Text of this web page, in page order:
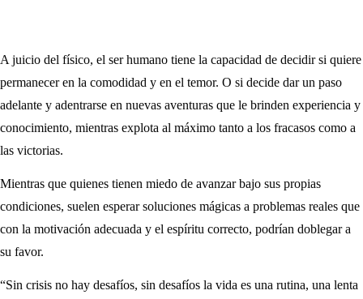
A juicio del físico, el ser humano tiene la capacidad de decidir si quiere
permanecer en la comodidad y en el temor. O si decide dar un paso
adelante y adentrarse en nuevas aventuras que le brinden experiencia y
conocimiento, mientras explota al máximo tanto a los fracasos como a
las victorias.
Mientras que quienes tienen miedo de avanzar bajo sus propias
condiciones, suelen esperar soluciones mágicas a problemas reales que
con la motivación adecuada y el espíritu correcto, podrían doblegar a
su favor.
“Sin crisis no hay desafíos, sin desafíos la vida es una rutina, una lenta